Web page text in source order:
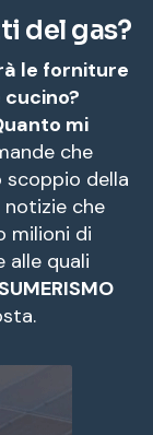
del gas?
le forniture
cucino?
mi
che
scoppio della
notizie che
milioni di
alle quali